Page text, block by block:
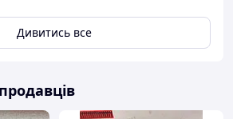
Дивитись все